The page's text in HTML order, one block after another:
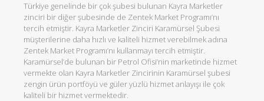
Türkiye genelinde bir çok şubesi bulunan Kayra Marketler
zinciri bir diğer şubesinde de Zentek Market Programı’nı
tercih etmiştir. Kayra Marketler Zinciri Karamürsel Şubesi
müşterilerine daha hızlı ve kaliteli hizmet verebilmek adına
Zentek Market Programı’nı kullanmayı tercih etmiştir.
Karamürsel’de bulunan bir Petrol Ofisi’nin marketinde hizmet
vermekte olan Kayra Marketler Zincirinin Karamürsel şubesi
zengin ürün portföyü ve güler yüzlü hizmet anlayışı ile çok
kaliteli bir hizmet vermektedir.